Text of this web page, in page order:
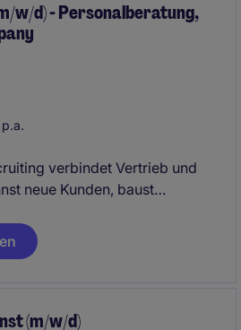
sicherzustellen.
w/d) - Personalberatung,
verbindet Vertrieb und
neue Kunden, baust
passenden Talenten
(m/w/d)